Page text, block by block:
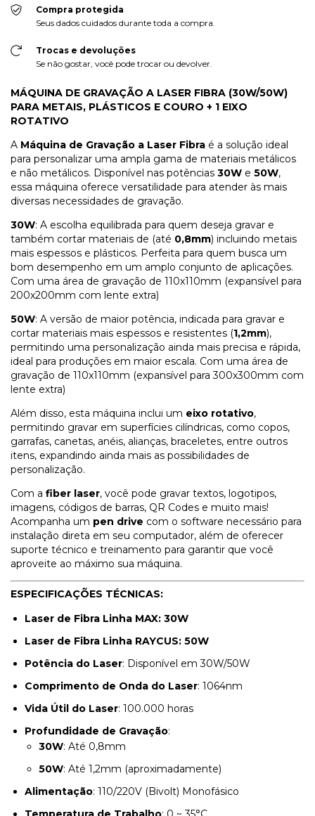
Compra protegida
Seus dados cuidados durante toda a compra.
Trocas e devoluções
Se não gostar, você pode trocar ou devolver.
MÁQUINA DE GRAVAÇÃO A LASER FIBRA (30W/50W)
PARA METAIS, PLÁSTICOS E COURO + 1 EIXO
ROTATIVO
A Máquina de Gravação a Laser Fibra é a solução ideal
para personalizar uma ampla gama de materiais metálicos
e não metálicos. Disponível nas potências 30W e 50W,
essa máquina oferece versatilidade para atender às mais
diversas necessidades de gravação.
30W: A escolha equilibrada para quem deseja gravar e
também cortar materiais de (até 0,8mm) incluindo metais
mais espessos e plásticos. Perfeita para quem busca um
bom desempenho em um amplo conjunto de aplicações.
Com uma área de gravação de 110x110mm (expansível para
200x200mm com lente extra)
50W: A versão de maior potência, indicada para gravar e
cortar materiais mais espessos e resistentes (1,2mm),
permitindo uma personalização ainda mais precisa e rápida,
ideal para produções em maior escala. Com uma área de
gravação de 110x110mm (expansível para 300x300mm com
lente extra)
Além disso, esta máquina inclui um eixo rotativo,
permitindo gravar em superfícies cilíndricas, como copos,
garrafas, canetas, anéis, alianças, braceletes, entre outros
itens, expandindo ainda mais as possibilidades de
personalização.
Com a fiber laser, você pode gravar textos, logotipos,
imagens, códigos de barras, QR Codes e muito mais!
Acompanha um pen drive com o software necessário para
instalação direta em seu computador, além de oferecer
suporte técnico e treinamento para garantir que você
aproveite ao máximo sua máquina.
ESPECIFICAÇÕES TÉCNICAS:
Laser de Fibra Linha MAX: 30W
Laser de Fibra Linha RAYCUS: 50W
Potência do Laser: Disponível em 30W/50W
Comprimento de Onda do Laser: 1064nm
Vida Útil do Laser: 100.000 horas
Profundidade de Gravação:
30W: Até 0,8mm
50W: Até 1,2mm (aproximadamente)
Alimentação: 110/220V (Bivolt) Monofásico